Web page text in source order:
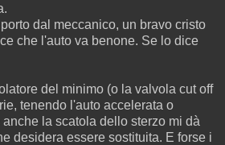
dal meccanico, un bravo cristo
che l'auto va benone. Se lo dice
del minimo (o la valvola cut off
tenendo l'auto accelerata o
la scatola dello sterzo mi dà
desidera essere sostituita. E forse i